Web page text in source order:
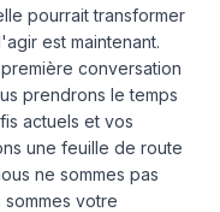
pourrait transformer
est maintenant.
conversation
prendrons le temps
actuels et vos
une feuille de route
ne sommes pas
votre